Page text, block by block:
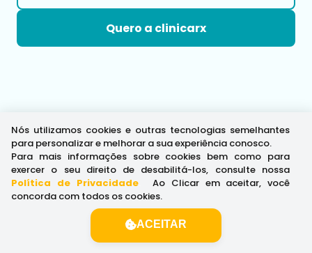
Quero a clinicarx
Nós utilizamos cookies e outras tecnologias semelhantes
para personalizar e melhorar a sua experiência conosco.
Para mais informações sobre cookies bem como para
exercer o seu direito de desabilitá-los, consulte nossa
Política de Privacidade.
Ao Clicar em aceitar, você
concorda com todos os cookies.
ACEITAR